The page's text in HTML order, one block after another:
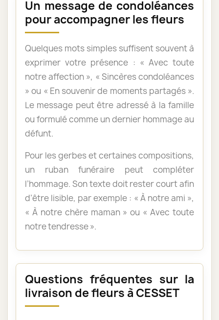
Un message de condoléances
pour accompagner les fleurs
Quelques mots simples suffisent souvent à
exprimer votre présence : « Avec toute
notre affection », « Sincères condoléances
» ou « En souvenir de moments partagés ».
Le message peut être adressé à la famille
ou formulé comme un dernier hommage au
défunt.
Pour les gerbes et certaines compositions,
un ruban funéraire peut compléter
l’hommage. Son texte doit rester court afin
d’être lisible, par exemple : « À notre ami »,
« À notre chère maman » ou « Avec toute
notre tendresse ».
Questions fréquentes sur la
livraison de fleurs à CESSET